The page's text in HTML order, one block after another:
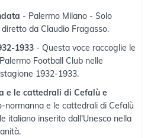
- Palermo Milano - Solo
da Claudio Fragasso.
1933 - Questa voce raccoglie le
Football Club nelle
1932-1933.
e le cattedrali di Cefalù e
normanna e le cattedrali di Cefalù
italiano inserito dall'Unesco nella